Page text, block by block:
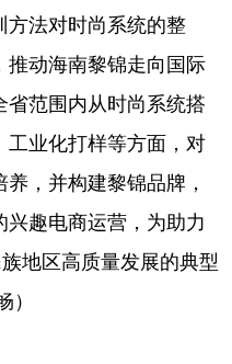
法对时尚系统的整
动海南黎锦走向国际
范围内从时尚系统搭
业化打样等方面，对
，并构建黎锦品牌，
趣电商运营，为助力
地区高质量发展的典型